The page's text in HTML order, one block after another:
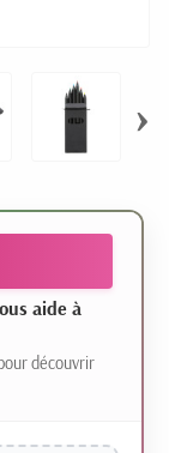
›
aide à
découvrir